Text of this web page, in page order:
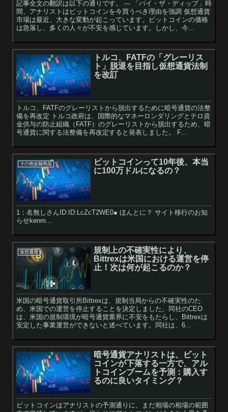
記事全文の翻訳は以下の通りです。 --- 「バイ・ザ・ディップ」時
間、アナリストはビットコインを今買うべき理由を強調 仮想通貨
市場は最近、大きな変動が起こっています。ビットコインの価格
は急落し、多くの人々が不安を感じています。しかし、今...
トルコ、FATFの「グレーリス
ト」脱退を目指し仮想通貨法制
を改訂
トルコ、FATFのグレーリストから脱出するために暗号通貨の法整
備を再改定 トルコ政府は、国際的なマネーロンダリングとテロ資
金供与の防止組織（FATF）のグレーリストから脱出するため、暗
号通貨に関する法整備を再改定すると発表しました。 F...
その他金融商品
ビットコインって10年後、本当
に100万ドルになるの？
1：名無しさんID:ID:LcZcT2WE0● ほんとに？ サイト移行のお知
らせkenm...
仮想通貨
規制上の不確実性により、
Bittrexは米国における運営を停
止！次は何が起こるのか？
米国の暗号通貨取引所Bittrexは、規制当局からの不確実性のた
め、米国での運営を停止することを決定しました。同社のCEO
は、米国の規制環境が暗号通貨業界に不安をもたらし、Bittrexは
安定した事業運営ができないと述べています。同社は、6...
暗号通貨アナリストは、ビット
コインが下落する一方で、アル
トコインブームを予測：購入す
るのに良いタイミング？
ビットコインはアナリストの予測通りに、まだ相場の相場の範囲